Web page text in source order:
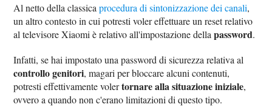
Al netto della classicaprocedura di sintonizzazione dei canali,
un altro contesto in cui potresti voler effettuare un reset relativo
al televisore Xiaomi è relativo all'impostazione dellapassword.
Infatti, se hai impostato una password di sicurezza relativa al
controllo genitori, magari per bloccare alcuni contenuti,
potresti effettivamente volertornare alla situazione iniziale,
ovvero a quando non c'erano limitazioni di questo tipo.